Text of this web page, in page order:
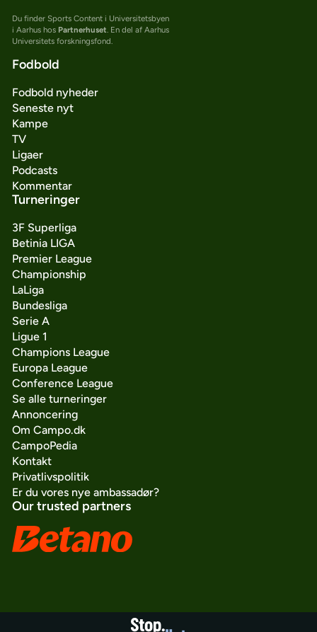
Du finder Sports Content i Universitetsbyen
i Aarhus hos Partnerhuset. En del af Aarhus
Universitets forskningsfond.
Fodbold
Fodbold nyheder
Seneste nyt
Kampe
TV
Ligaer
Podcasts
Kommentar
Turneringer
3F Superliga
Betinia LIGA
Premier League
Championship
LaLiga
Bundesliga
Serie A
Ligue 1
Champions League
Europa League
Conference League
Se alle turneringer
Annoncering
Om Campo.dk
CampoPedia
Kontakt
Privatlivspolitik
Er du vores nye ambassadør?
Our trusted partners